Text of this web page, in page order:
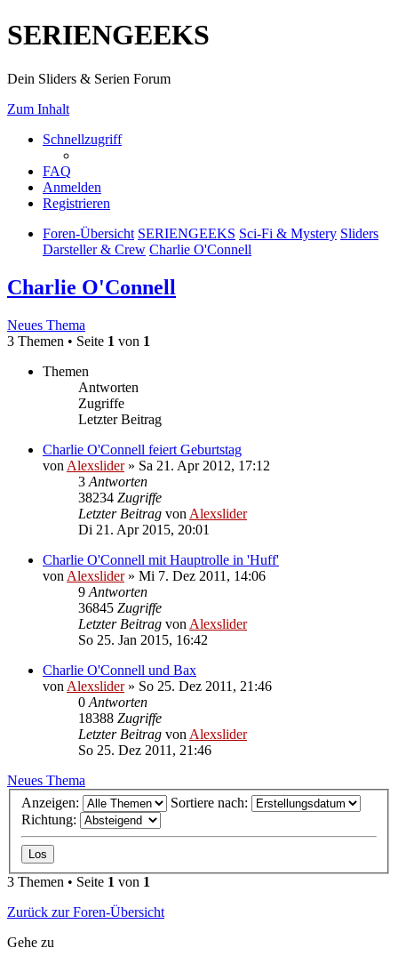
SERIENGEEKS
Dein Sliders & Serien Forum
Zum Inhalt
Schnellzugriff
FAQ
Anmelden
Registrieren
Foren-Übersicht SERIENGEEKS Sci-Fi & Mystery Sliders
Darsteller & Crew Charlie O'Connell
Charlie O'Connell
Neues Thema
3 Themen • Seite 1 von 1
Themen
Antworten
Zugriffe
Letzter Beitrag
Charlie O'Connell feiert Geburtstag
von Alexslider» Sa 21. Apr 2012, 17:12
3 Antworten
38234 Zugriffe
Letzter Beitrag von Alexslider
Di 21. Apr 2015, 20:01
Charlie O'Connell mit Hauptrolle in 'Huff'
von Alexslider» Mi 7. Dez 2011, 14:06
9 Antworten
36845 Zugriffe
Letzter Beitrag von Alexslider
So 25. Jan 2015, 16:42
Charlie O'Connell und Bax
von Alexslider» So 25. Dez 2011, 21:46
0 Antworten
18388 Zugriffe
Letzter Beitrag von Alexslider
So 25. Dez 2011, 21:46
Neues Thema
Anzeigen:
Sortiere nach:
Richtung:
3 Themen • Seite 1 von 1
Zurück zur Foren-Übersicht
Gehe zu